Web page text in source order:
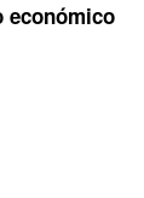
económico